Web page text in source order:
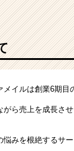
創
業
ン
バ
集
メイルは創業6期目
がら売上を成長さ
みを根絶するサ